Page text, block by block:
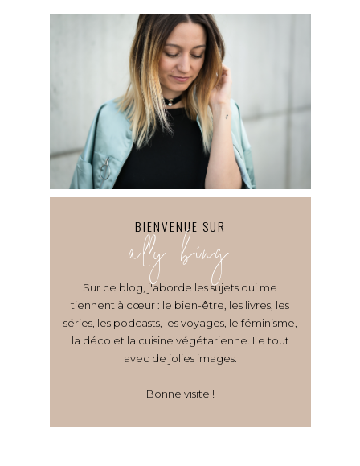
BIENVENUE SUR
ally bing
Sur ce blog, j'aborde les sujets qui me
tiennent à cœur : le bien-être, les livres, les
séries, les podcasts, les voyages, le féminisme,
la déco et la cuisine végétarienne. Le tout
avec de jolies images.
Bonne visite !